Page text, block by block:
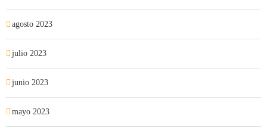
agosto 2023
julio 2023
junio 2023
mayo 2023